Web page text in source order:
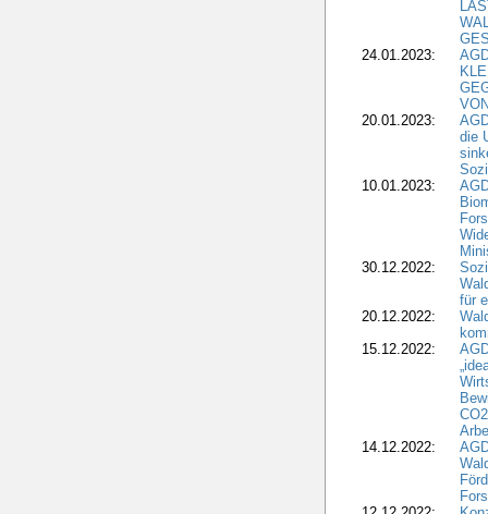
24.01.2023:
20.01.2023:
die
10.01.2023:
30.12.2022:
für
20.12.2022:
15.12.2022:
14.12.2022: